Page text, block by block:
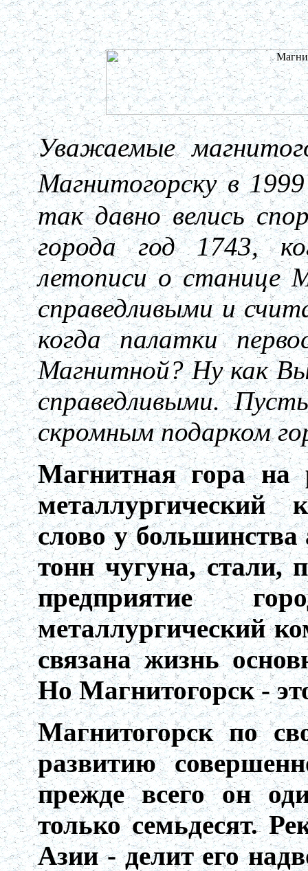
Уважаемые
Магнитогорску в
так давно велись
города год 1743,
летописи о станице
справедливыми и
когда палатки
Магнитной? Ну как
справедливыми.
скромным подарком
Магнитная гора на
металлургический
слово у
тонн чугуна, стали,
предприятие
металлургический
связана жизнь
Но Магнитогорск -
Магнитогорск по
развитию
прежде всего он
только семьдесят.
Азии - делит его